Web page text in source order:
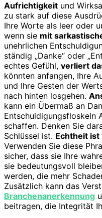
Aufrichtigkeit und
zu stark auf diese
Ihre Worte als leer oder
wenn sie mit
unehrlichen
ständig „Danke“ oder
echtes Gefühl, verliert
könnten anfangen, Ihre
und Ihre Gesten der
nach hinten losgehen.
kann ein Übermaß an
Entschuldigungsfloskeln
schaffen. Denken Sie
Schlüssel ist. Echtheit
Verwenden Sie diese
sicher, dass sie Ihre
sie bedeutungsvoll
werden, die mehr
Zusätzlich kann das
Branchenanerkennung
beitragen, die Integrität